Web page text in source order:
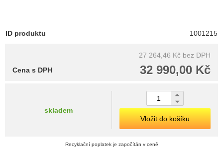
ID produktu 1001215
27 264,46 Kč bez DPH
32 990,00 Kč
Cena s DPH
skladem
Vložit do košíku
Recyklační poplatek je započítán v ceně